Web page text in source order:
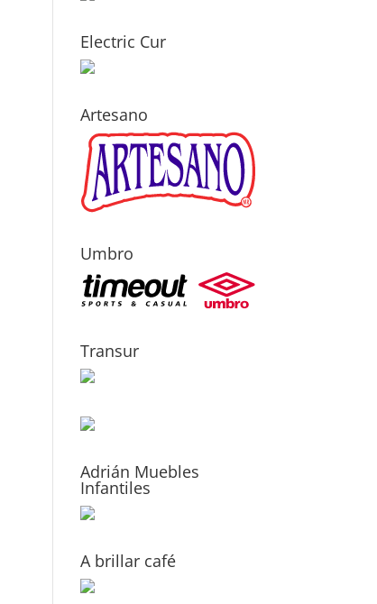
Electric Cur
Artesano
Umbro
Transur
Adrián Muebles
Infantiles
A brillar café